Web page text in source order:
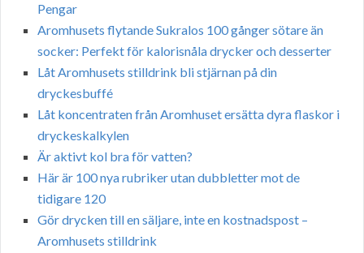
Pengar
Aromhusets flytande Sukralos 100 gånger sötare än
socker: Perfekt för kalorisnåla drycker och desserter
Låt Aromhusets stilldrink bli stjärnan på din
dryckesbuffé
Låt koncentraten från Aromhuset ersätta dyra flaskor i
dryckeskalkylen
Är aktivt kol bra för vatten?
Här är 100 nya rubriker utan dubbletter mot de
tidigare 120
Gör drycken till en säljare, inte en kostnadspost –
Aromhusets stilldrink